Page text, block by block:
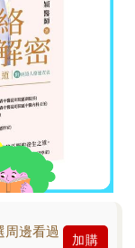
邊看過
加購